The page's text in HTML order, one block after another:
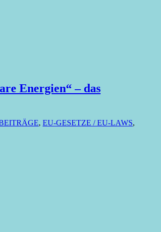
Energien“ – das
, EU-GESETZE / EU-LAWS,